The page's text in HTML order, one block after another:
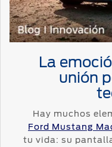
La
unión
Hay muchos
Ford Mustang
tu vida: su